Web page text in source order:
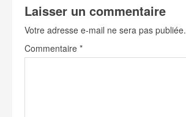
n
g
Laisser un commentaire
Votre adresse e-mail ne sera pas publiée.
Commentaire *